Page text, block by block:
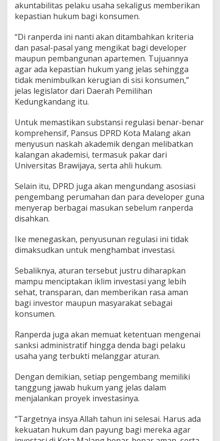
akuntabilitas pelaku usaha sekaligus memberikan
kepastian hukum bagi konsumen.
“Di ranperda ini nanti akan ditambahkan kriteria
dan pasal-pasal yang mengikat bagi developer
maupun pembangunan apartemen. Tujuannya
agar ada kepastian hukum yang jelas sehingga
tidak menimbulkan kerugian di sisi konsumen,”
jelas legislator dari Daerah Pemilihan
Kedungkandang itu.
Untuk memastikan substansi regulasi benar-benar
komprehensif, Pansus DPRD Kota Malang akan
menyusun naskah akademik dengan melibatkan
kalangan akademisi, termasuk pakar dari
Universitas Brawijaya, serta ahli hukum.
Selain itu, DPRD juga akan mengundang asosiasi
pengembang perumahan dan para developer guna
menyerap berbagai masukan sebelum ranperda
disahkan.
Ike menegaskan, penyusunan regulasi ini tidak
dimaksudkan untuk menghambat investasi.
Sebaliknya, aturan tersebut justru diharapkan
mampu menciptakan iklim investasi yang lebih
sehat, transparan, dan memberikan rasa aman
bagi investor maupun masyarakat sebagai
konsumen.
Ranperda juga akan memuat ketentuan mengenai
sanksi administratif hingga denda bagi pelaku
usaha yang terbukti melanggar aturan.
Dengan demikian, setiap pengembang memiliki
tanggung jawab hukum yang jelas dalam
menjalankan proyek investasinya.
“Targetnya insya Allah tahun ini selesai. Harus ada
kekuatan hukum dan payung bagi mereka agar